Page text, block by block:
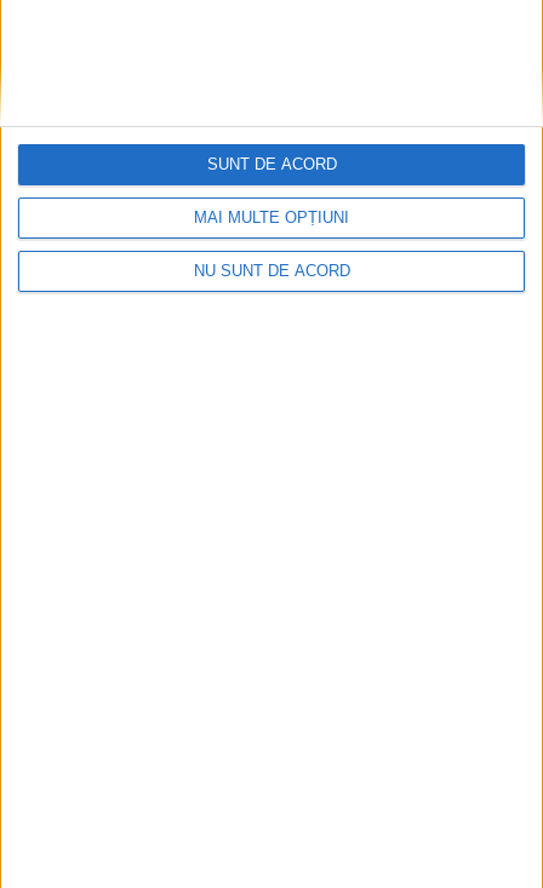
MAI MULTE OPȚIUNI
NU SUNT DE ACORD
SUNT DE ACORD
Înainte au fost 44 și-acum au rămas… 50!
2026-08-07